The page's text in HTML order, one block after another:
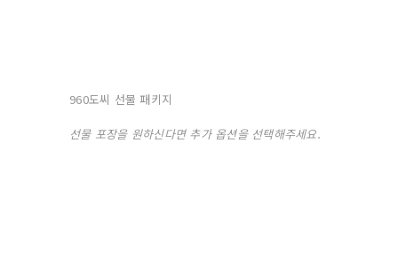
960도씨 선물 패키지
선물 포장을 원하신다면 추가 옵션을 선택해주세요.